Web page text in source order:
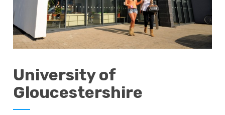
University of
Gloucestershire